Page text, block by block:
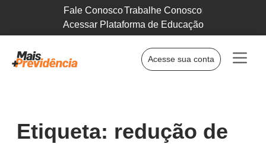
Fale ConoscoTrabalhe Conosco
Acessar Plataforma de Educação
Acesse sua conta
Etiqueta: redução de